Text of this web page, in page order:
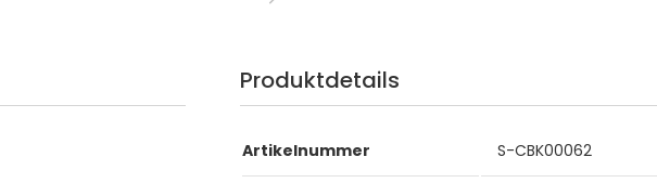
Produktdetails
Artikelnummer S-CBK00062